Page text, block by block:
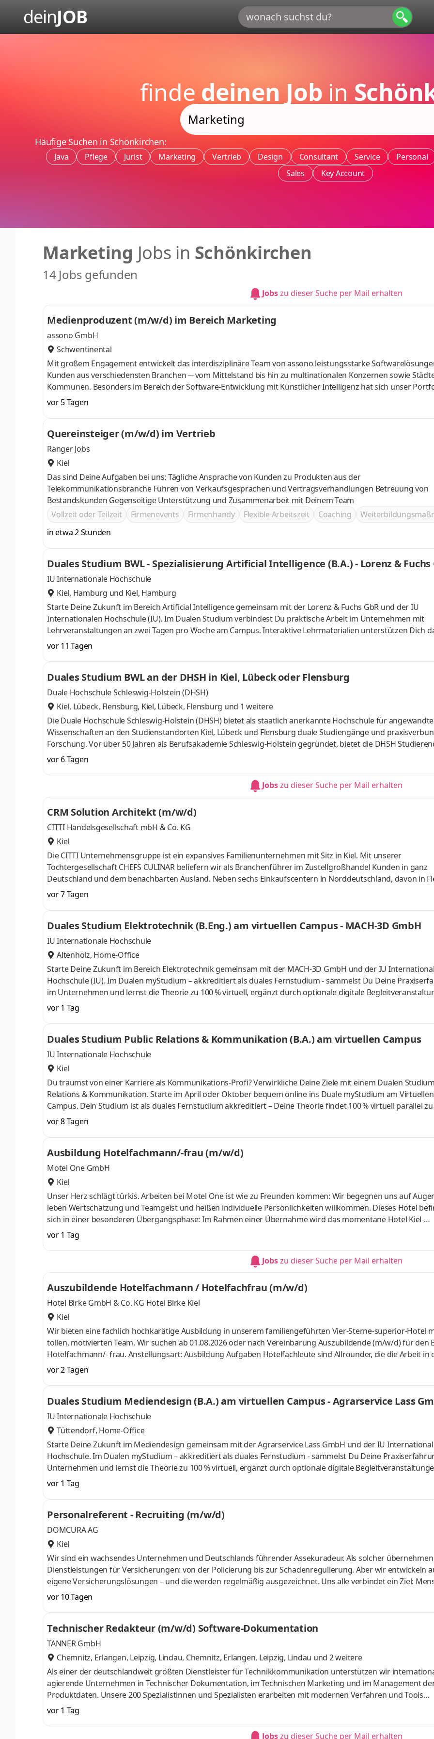
deinJOB
finde deinen Job in
Häufige Suchen in Schönkirchen:
Java Pflege Jurist Marketing Vertrieb Design Consultant Service Personal
Sales
Key Account
Marketing Jobs in Schönkirchen
14 Jobs gefunden
Jobszu dieser Suche per Mail erhalten
Medienproduzent (m/w/d) im Bereich Marketing
assono GmbH
Schwentinental
Mit großem Engagement entwickelt das interdisziplinäre Team von assono leistungsstarke
Kunden aus verschiedensten Branchen ─ vom Mittelstand bis hin zu multinationalen Konzernen sowie
Kommunen. Besonders im Bereich der Software-Entwicklung mit Künstlicher Intelligenz hat sich unser
den letzten Jahren kontinuierlich erweitert, zum Beispiel durch moderne KI-Chatbots und eine intelligente KI-
Dabei setzen wir stets auf innovative Ansätze. So haben wir mit dem assono KI-Chatbot der Hamburger
beispielsweise einen neuen Zugang zur digitalen Kunstvermittlung geschaffen und sechs Gemälde der
„FEMME FATALE” zum Leben erweckt —
vor 5 Tagen
Quereinsteiger (m/w/d) im Vertrieb
Ranger Jobs
Kiel
Das sind Deine Aufgaben bei uns: Tägliche Ansprache von Kunden zu Produkten aus der
Telekommunikationsbranche Führen von Verkaufsgesprächen und Vertragsverhandlungen Betreuung von
Bestandskunden Gegenseitige Unterstützung und Zusammenarbeit mit Deinem Team
Vollzeit oder Teilzeit
Firmenevents Firmenhandy Flexible Arbeitszeit Coaching
in etwa 2 Stunden
Duales Studium BWL - Spezialisierung Artificial Intelligence (B.A.) - Lorenz & Fuchs
IU Internationale Hochschule
Kiel, Hamburg und Kiel, Hamburg
Starte Deine Zukunft im Bereich Artificial Intelligence gemeinsam mit der Lorenz & Fuchs GbR und der IU
Internationalen Hochschule (IU). Im Dualen Studium verbindest Du praktische Arbeit im Unternehmen mit
Lehrveranstaltungen an zwei Tagen pro Woche am Campus. Interaktive Lehrmaterialien unterstützen Dich
Dein Wissen gezielt zu vertiefen. Du begeisterst Dich für modernes Webdesign, kreative Markenauftritte und
digitales Marketing? Dann bist Du bei uns genau richtig! Gemeinsam entwickeln wir professionelle Websites
Online-Marketing-Strategien für Kanzleien und sorgen mit SEO, SEA und starkem Corporate Design für
Sichtbarkeit. Dabei kannst Du Deine Ideen einbringen, an
vor 11 Tagen
Duales Studium BWL an der DHSH in Kiel, Lübeck oder Flensburg
Duale Hochschule Schleswig-Holstein (DHSH)
Kiel, Lübeck, Flensburg, Kiel, Lübeck, Flensburg und 1 weitere
Die Duale Hochschule Schleswig-Holstein (DHSH) bietet als staatlich anerkannte Hochschule für angewandte
Wissenschaften an den Studienstandorten Kiel, Lübeck und Flensburg duale Studiengänge und
Forschung. Vor über 50 Jahren als Berufsakademie Schleswig-Holstein gegründet, bietet die DHSH
Chance, von jahrzehntelanger Erfahrung im dualen Studium zu profitieren. Angeboten werden in
mit über 400 Partnerunternehmen die dualen Bachelorstudiengänge Betriebswirtschaftslehre,
Wirtschaftsinformatik, Angewandte Informatik (Software Engineering) und Soziale Arbeit. Derzeit lernen,
forschen und arbeiten an der DHSH rund 700 Studierende, 16 Profess
vor 6 Tagen
Jobszu dieser Suche per Mail erhalten
CRM Solution Architekt (m/w/d)
CITTI Handelsgesellschaft mbH & Co. KG
Kiel
Die CITTI Unternehmensgruppe ist ein expansives Familienunternehmen mit Sitz in Kiel. Mit unserer
Tochtergesellschaft CHEFS CULINAR beliefern wir als Branchenführer im Zustellgroßhandel Kunden in ganz
Deutschland und dem benachbarten Ausland. Neben sechs Einkaufscentern in Norddeutschland, davon in
Kiel und Lübeck auch mit eigenen CITTI-Lebensmittelfachmärkten, gehört auch der weltweit tätige
HMS Hanseatic Marine Services zu uns.Zu unserem Wachstum und Erfolg trägt unsere über 300-Personen
Abteilung entscheidend bei. Dazu zählen neben der Software-Entwicklung die Steuerung und Vernetzung
Systeme, die Erarbeitung und Umsetzung der Sicherheitsarchit
vor 7 Tagen
Duales Studium Elektrotechnik (B.Eng.) am virtuellen Campus - MACH-3D GmbH
IU Internationale Hochschule
Altenholz, Home-Office
Starte Deine Zukunft im Bereich Elektrotechnik gemeinsam mit der MACH-3D GmbH und der IU
Hochschule (IU). Im Dualen myStudium – akkreditiert als duales Fernstudium - sammelst Du Deine
im Unternehmen und lernst die Theorie zu 100 % virtuell, ergänzt durch optionale digitale
Industrieller 3D-Druck von Prototypen über Kleinserien bis zur Serienfertigung. Wir fertigen funktionale
hoher Qualität, beraten zu Materialien und 3D-Druckverfahren (FDM, SLA, SLS) und liefern planbar nach
Anforderungen. Ideal, wenn Du 3D-Druck testen, auslagern oder wirtschaftlich mit CNC vergleichen willst.
auch Du Teil unseres Teams und st
vor 1 Tag
Duales Studium Public Relations & Kommunikation (B.A.) am virtuellen Campus
IU Internationale Hochschule
Kiel
Du träumst von einer Karriere als Kommunikations-Profi? Verwirkliche Deine Ziele mit einem Dualen
Relations & Kommunikation. Starte im April oder Oktober bequem online ins Duale myStudium am Virtuellen
Campus. Dein Studium ist als duales Fernstudium akkreditiert – Deine Theorie findet 100 % virtuell parallel
praktischen Tätigkeit in einem Unternehmen in Deiner Nähe statt. Auf myCampus lernst Du eigenständig mit
innovativen Lernmaterialien und dem KI‑Lernassistenten Syntea, ergänzt durch optionale digitale
Begleitveranstaltungen. Zusätzlich kannst Du Dein Know-how in einem der folgenden Spezialgebiete
Marketing CommunicationCorporate Communication Aufgaben
vor 8 Tagen
Ausbildung Hotelfachmann/-frau (m/w/d)
Motel One GmbH
Kiel
Unser Herz schlägt türkis. Arbeiten bei Motel One ist wie zu Freunden kommen: Wir begegnen uns auf
leben Wertschätzung und Teamgeist und heißen individuelle Persönlichkeiten willkommen. Dieses Hotel
sich in einer besonderen Übergangsphase: Im Rahmen einer Übernahme wird das momentane Hotel Kiel-
Schwedenkai Teil der Motel One Group und während einer umfassenden Renovierung im laufenden
für Schritt in die Markenwelt von Motel One integriert. Für Gäste und Mitarbeitende entsteht so ein
One Kiel mit klaren Standards, hoher Servicequalität und einer offenen, wertschätzenden
vor 1 Tag
Jobszu dieser Suche per Mail erhalten
Auszubildende Hotelfachmann / Hotelfachfrau (m/w/d)
Hotel Birke GmbH & Co. KG Hotel Birke Kiel
Kiel
Wir bieten eine fachlich hochkarätige Ausbildung in unserem familiengeführten Vier-Sterne-superior-Hotel
tollen, motivierten Team. Wir suchen ab 01.08.2026 oder nach Vereinbarung Auszubildende (m/w/d) für den
Hotelfachmann/- frau. Anstellungsart: Ausbildung Aufgaben Hotelfachleute sind Allrounder, die die Arbeit in
unterschiedlichen Bereichen eines Beherbergungsbetriebs beherrschen. Kernaufgabe sind Reservierung und
Empfang. Auch im Bereich Food & Beverage (Service und Küche), im Housekeeping (Gestaltung und Pflege von
Zimmern), in Warenwirtschaft und Marketing werden Hofas gründlich ausgebildet. So überblicken sie die
Schnittstellen zwischen den Abteilungen und sorgen da
vor 2 Tagen
Duales Studium Mediendesign (B.A.) am virtuellen Campus - Agrarservice Lass
IU Internationale Hochschule
Tüttendorf, Home-Office
Starte Deine Zukunft im Mediendesign gemeinsam mit der Agrarservice Lass GmbH und der IU
Hochschule. Im Dualen myStudium – akkreditiert als duales Fernstudium - sammelst Du Deine
Unternehmen und lernst die Theorie zu 100 % virtuell, ergänzt durch optionale digitale
sind die Agrarservice Lass GmbH, die BioEnergie Gettorf GmbH & Co. KG und Q.X Energieautarke Quartiere.
Gemeinsam entwickeln wir nachhaltige, regionale und zukunftsfähige Energie- und Wärmelösungen – für
Landwirtschaft, Kommunen/Quartiere, Unternehmen und Privathaushalte. Werde auch Du Teil unseres
starte bei uns zum 1. Oktober 2026. Aufgaben Beim Praxispartn
vor 1 Tag
Personalreferent - Recruiting (m/w/d)
DOMCURA AG
Kiel
Wir sind ein wachsendes Unternehmen und Deutschlands führender Assekuradeur. Als solcher
Dienstleistungen für Versicherungen: von der Policierung bis zur Schadenregulierung. Aber wir entwickeln
eigene Versicherungslösungen – und die werden regelmäßig ausgezeichnet. Uns alle verbindet ein Ziel:
die Schäden erleiden, sollen den bestmöglichen Schutz erhalten. Dafür bieten wir unseren über 345
einen sicheren Arbeitsplatz, flexible Entwicklungsmöglichkeiten und eine echte Work-Life-Balance. Wir
Verstärkung und suchen dich per sofort als: Aufgaben Du steuerst den Recruiting-Prozess end-to-end – von
Bedarfsklärung über Stellenausschreibung
vor 10 Tagen
Technischer Redakteur (m/w/d) Software-Dokumentation
TANNER GmbH
Chemnitz, Erlangen, Leipzig, Lindau, Chemnitz, Erlangen, Leipzig, Lindau und 2 weitere
Als einer der deutschlandweit größten Dienstleister für Technikkommunikation unterstützen wir
agierende Unternehmen in Technischer Dokumentation, im Technischen Marketing und im Management
Produktdaten. Unsere 200 Spezialistinnen und Spezialisten erarbeiten mit modernen Verfahren und Tools
individuelle Kommunikationslösungen für technische Innovationen. Aufgaben Als Teil unseres
fühlst du dich in der Welt der Digitalisierung und Software-Dokumentation zu Hause. Du erstellst
für Software-Anwendungen, API-Referenzen und Storyboards für multimediale Inhalte für verschiedene
vor 1 Tag
Jobszu dieser Suche per Mail erhalten